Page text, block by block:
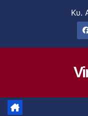
Κυ.